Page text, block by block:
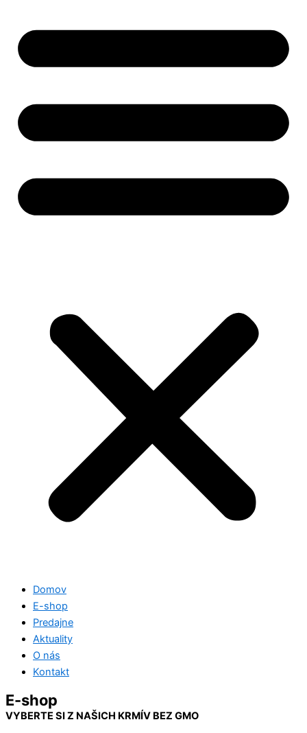
Domov
E-shop
Predajne
Aktuality
O nás
Kontakt
E-shop
VYBERTE SI Z NAŠICH KRMÍV BEZ GMO